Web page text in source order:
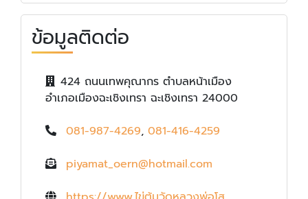
ข้อมูลติดต่อ
424 ถนนเทพคุณากร ตำบลหน้าเมือง
อำเภอเมืองฉะเชิงเทรา ฉะเชิงเทรา 24000
081-987-4269, 081-416-4259
piyamat_oern@hotmail.com